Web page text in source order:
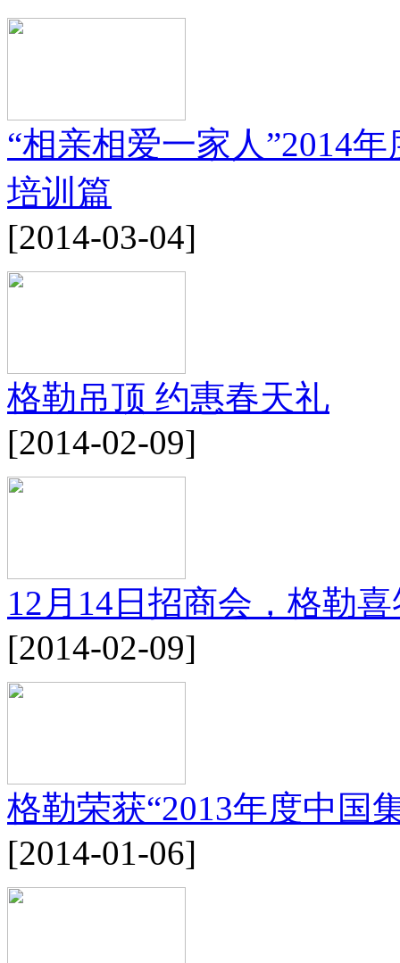
“相亲相爱一家人”2014
培训篇
[2014-03-04]
格勒吊顶 约惠春天礼
[2014-02-09]
12月14日招商会，格勒
[2014-02-09]
格勒荣获“2013年度中国
[2014-01-06]